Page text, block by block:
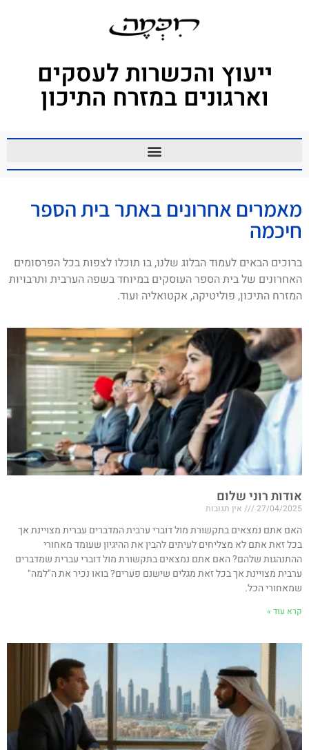
ייעוץ והכשרות לעסקים
וארגונים במזרח התיכון
מאמרים אחרונים באתר בית הספר
חיכמה
ברוכים הבאים לעמוד הבלוג שלנו, בו תוכלו לצפות בכל הפרסומים
האחרונים של בית הספר העוסקים במיוחד בשפה הערבית ותרבויות
המזרח התיכון, פוליטיקה, אקטואליה ועוד.
אודות רוני שלום
27/04/2025 אין תגובות
האם אתם נמצאים בתקשורת מול דוברי ערבית המדברים עברית מצויינת אך
בכל זאת אתם לא מצליחים לעיתים להבין את ההיגיון שעומד מאחורי
ההתנהגות שלהם? האם אתם נמצאים בתקשורת מול דוברי עברית שמדברים
ערבית מצויינת אך בכל זאת מגלים שישנם פערים? בואו נכיר את ה"למה"
שמאחורי הכל.
קרא עוד »